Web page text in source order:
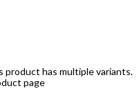
product has multiple variants.
page